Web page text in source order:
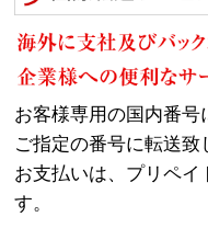
お客様専用の国内番
ご指定の番号に転送致
お支払いは、プリペ
す。